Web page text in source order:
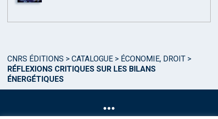
CNRS ÉDITIONS > CATALOGUE > ÉCONOMIE, DROIT >
RÉFLEXIONS CRITIQUES SUR LES BILANS
ÉNERGÉTIQUES